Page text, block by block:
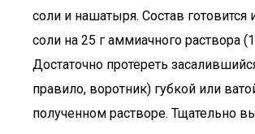
соли и нашатыря. Состав готовится
соли на 25 г аммиачного раствора
Достаточно протереть
правило, воротник) губкой или
полученном растворе. Тщательно